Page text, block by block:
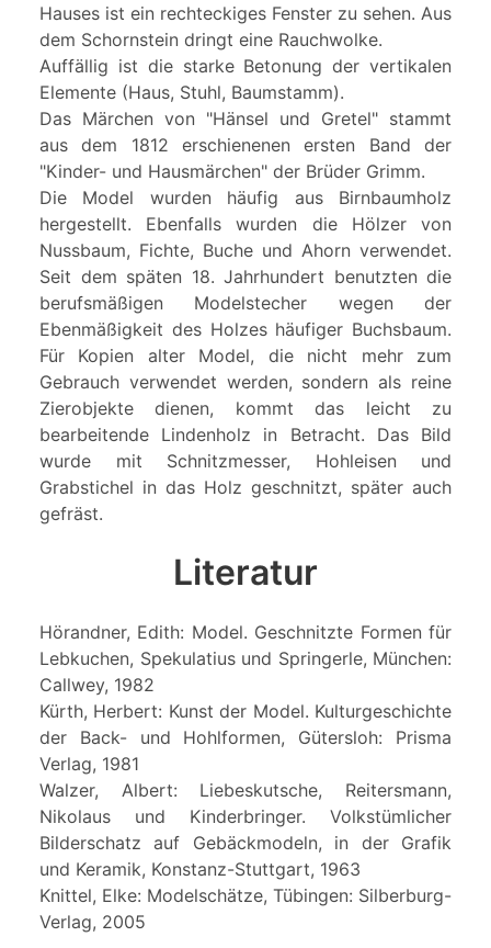
Hauses ist ein rechteckiges Fenster zu sehen. Aus
dem Schornstein dringt eine Rauchwolke.
Auffällig ist die starke Betonung der vertikalen
Elemente (Haus, Stuhl, Baumstamm).
Das Märchen von "Hänsel und Gretel" stammt
aus dem 1812 erschienenen ersten Band der
"Kinder- und Hausmärchen" der Brüder Grimm.
Die Model wurden häufig aus Birnbaumholz
hergestellt. Ebenfalls wurden die Hölzer von
Nussbaum, Fichte, Buche und Ahorn verwendet.
Seit dem späten 18. Jahrhundert benutzten die
berufsmäßigen Modelstecher wegen der
Ebenmäßigkeit des Holzes häufiger Buchsbaum.
Für Kopien alter Model, die nicht mehr zum
Gebrauch verwendet werden, sondern als reine
Zierobjekte dienen, kommt das leicht zu
bearbeitende Lindenholz in Betracht. Das Bild
wurde mit Schnitzmesser, Hohleisen und
Grabstichel in das Holz geschnitzt, später auch
gefräst.
Literatur
Hörandner, Edith: Model. Geschnitzte Formen für
Lebkuchen, Spekulatius und Springerle, München:
Callwey, 1982
Kürth, Herbert: Kunst der Model. Kulturgeschichte
der Back- und Hohlformen, Gütersloh: Prisma
Verlag, 1981
Walzer, Albert: Liebeskutsche, Reitersmann,
Nikolaus und Kinderbringer. Volkstümlicher
Bilderschatz auf Gebäckmodeln, in der Grafik
und Keramik, Konstanz-Stuttgart, 1963
Knittel, Elke: Modelschätze, Tübingen: Silberburg-
Verlag, 2005